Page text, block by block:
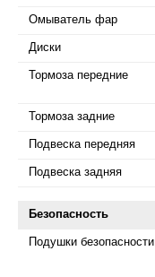
Омыватель фар
Диски
Тормоза передние
Тормоза задние
Подвеска передняя
Подвеска задняя
Безопасность
Подушки безопасности